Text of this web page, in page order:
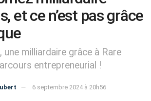
et ce n’est pas grâce
une milliardaire grâce à Rare
entrepreneurial !
6 septembre 2024 à 20h56